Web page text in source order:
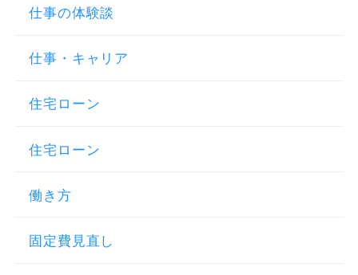
仕事の体験談
仕事・キャリア
住宅ローン
住宅ローン
働き方
固定費見直し